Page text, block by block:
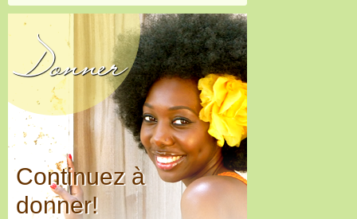
Donner
Continuez à
donner!